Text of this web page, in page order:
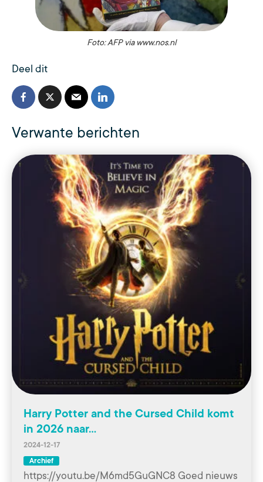
Foto: AFP via www.nos.nl
Deel dit
Verwante berichten
Harry Potter and the Cursed Child komt
in 2026 naar…
2024-12-17
Archief
https://youtu.be/M6md5GuGNC8 Goed nieuws